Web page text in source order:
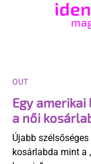
Egy
a női
Újabb
kosárlabda mint a
OUT